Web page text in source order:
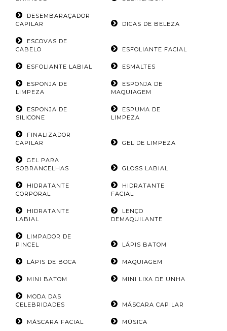
DESEMBARAÇADOR
CAPILAR
DICAS DE BELEZA
ESCOVAS DE
CABELO
ESFOLIANTE FACIAL
ESFOLIANTE LABIAL ESMALTES
ESPONJA DE
LIMPEZA
ESPONJA DE
MAQUIAGEM
ESPONJA DE
SILICONE
ESPUMA DE
LIMPEZA
FINALIZADOR
CAPILAR
GEL DE LIMPEZA
GEL PARA
SOBRANCELHAS
GLOSS LABIAL
HIDRATANTE
CORPORAL
HIDRATANTE
FACIAL
HIDRATANTE
LABIAL
LENÇO
DEMAQUILANTE
LIMPADOR DE
PINCEL
LÁPIS BATOM
LÁPIS DE BOCA MAQUIAGEM
MINI BATOM MINI LIXA DE UNHA
MODA DAS
CELEBRIDADES
MÁSCARA CAPILAR
MÁSCARA FACIAL MÚSICA